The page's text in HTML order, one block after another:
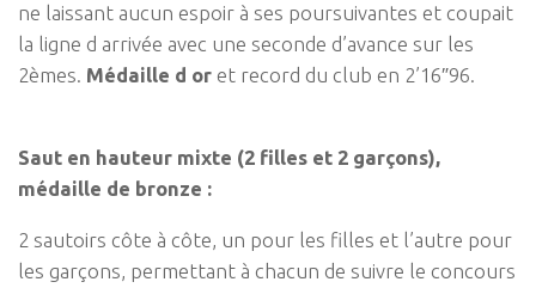
ne laissant aucun espoir à ses poursuivantes et coupait
la ligne d arrivée avec une seconde d’avance sur les
2èmes. Médaille d or et record du club en 2’16″96.
Saut en hauteur mixte (2 filles et 2 garçons),
médaille de bronze :
2 sautoirs côte à côte, un pour les filles et l’autre pour
les garçons, permettant à chacun de suivre le concours